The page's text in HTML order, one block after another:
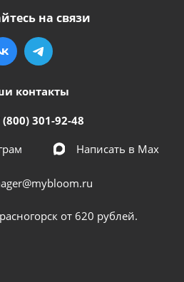
на связи
контакты
(800) 301-92-48
Написать в Мах
от 620 рублей.